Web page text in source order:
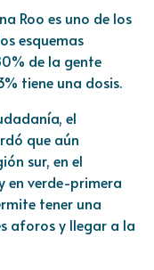
Roo es uno de los
esquemas
de la gente
tiene una dosis.
el
que aún
sur, en el
en verde-primera
tener una
aforos y llegar a la